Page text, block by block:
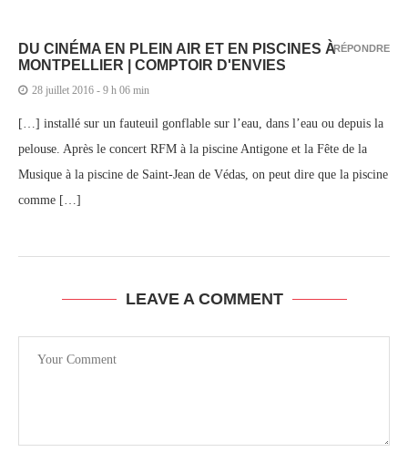
DU CINÉMA EN PLEIN AIR ET EN PISCINES À
MONTPELLIER | COMPTOIR D'ENVIES
28 juillet 2016 - 9 h 06 min
[…] installé sur un fauteuil gonflable sur l’eau, dans l’eau ou depuis la
pelouse. Après le concert RFM à la piscine Antigone et la Fête de la
Musique à la piscine de Saint-Jean de Védas, on peut dire que la piscine
comme […]
RÉPONDRE
LEAVE A COMMENT